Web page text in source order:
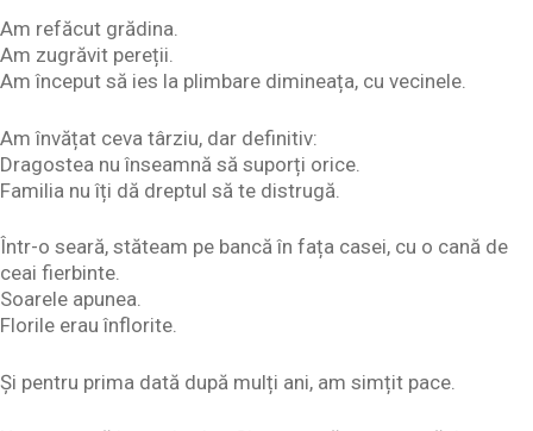
Am refăcut grădina.
Am zugrăvit pereții.
Am început să ies la plimbare dimineața, cu vecinele.
Am învățat ceva târziu, dar definitiv:
Dragostea nu înseamnă să suporți orice.
Familia nu îți dă dreptul să te distrugă.
Într-o seară, stăteam pe bancă în fața casei, cu o cană de
ceai fierbinte.
Soarele apunea.
Florile erau înflorite.
Și pentru prima dată după mulți ani, am simțit pace.